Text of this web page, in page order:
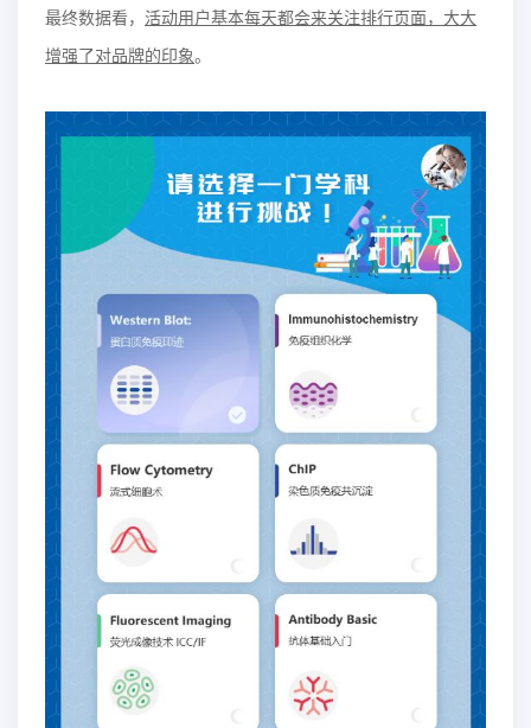
最终数据看， 活动用户基本每天都会来关注排行页面，大大
增强了对品牌的印象。